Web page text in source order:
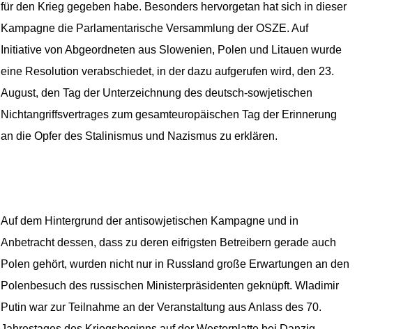
für den Krieg gegeben habe. Besonders hervorgetan hat sich in dieser
Kampagne die Parlamentarische Versammlung der OSZE. Auf
Initiative von Abgeordneten aus Slowenien, Polen und Litauen wurde
eine Resolution verabschiedet, in der dazu aufgerufen wird, den 23.
August, den Tag der Unterzeichnung des deutsch-sowjetischen
Nichtangriffsvertrages zum gesamteuropäischen Tag der Erinnerung
an die Opfer des Stalinismus und Nazismus zu erklären.
Auf dem Hintergrund der antisowjetischen Kampagne und in
Anbetracht dessen, dass zu deren eifrigsten Betreibern gerade auch
Polen gehört, wurden nicht nur in Russland große Erwartungen an den
Polenbesuch des russischen Ministerpräsidenten geknüpft. Wladimir
Putin war zur Teilnahme an der Veranstaltung aus Anlass des 70.